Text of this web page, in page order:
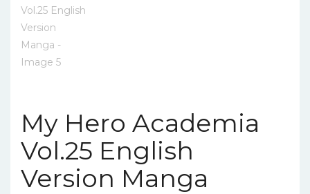
My Hero Academia
Vol.25 English
Version Manga